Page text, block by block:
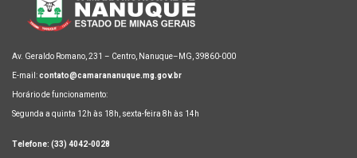
Av. Geraldo Romano, 231 – Centro, Nanuque–MG, 39860-000
E-mail:contato@camarananuque.mg.gov.br
Horário de funcionamento:
Segunda a quinta 12h às 18h, sexta-feira 8h às 14h
Telefone: (33) 4042-0028